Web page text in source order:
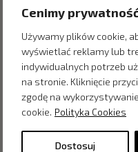
Cenimy
Używamy plików cookie,
wyświetlać reklamy lub
indywidualnych potrzeb
na stronie. Kliknięcie
zgodę na
cookie. Polityka Cookies
Dostosuj
Inne